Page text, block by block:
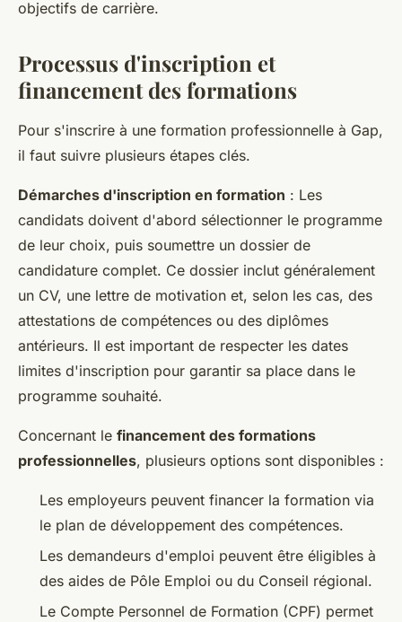
objectifs de carrière.
Processus d'inscription et
financement des formations
Pour s'inscrire à une formation professionnelle à Gap,
il faut suivre plusieurs étapes clés.
Démarches d'inscription en formation : Les
candidats doivent d'abord sélectionner le programme
de leur choix, puis soumettre un dossier de
candidature complet. Ce dossier inclut généralement
un CV, une lettre de motivation et, selon les cas, des
attestations de compétences ou des diplômes
antérieurs. Il est important de respecter les dates
limites d'inscription pour garantir sa place dans le
programme souhaité.
Concernant le financement des formations
professionnelles, plusieurs options sont disponibles :
Les employeurs peuvent financer la formation via
le plan de développement des compétences.
Les demandeurs d'emploi peuvent être éligibles à
des aides de Pôle Emploi ou du Conseil régional.
Le Compte Personnel de Formation (CPF) permet